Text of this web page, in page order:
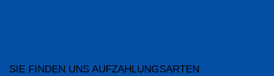
SIE FINDEN UNS AUFZAHLUNGSARTEN